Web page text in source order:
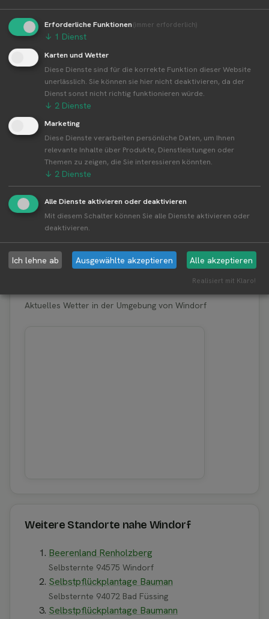
👤︎ Profilseite
Weitere Standorte von Beerenland
Renholzberg
Beerenland Renholzberg betreibt 2 Standorte
Alle Standorte von Beerenland Renholzberg↗
Kompakte Übersicht aller Standorte inkl.
Firmensitz von Beerenland Renholzberg in einer
Aktuelle Infos zur Region 94575 Windorf
Aktuelles Wetter in der Umgebung von Windorf
Weitere Standorte nahe Windorf
Beerenland Renholzberg
Selbsternte 94575 Windorf
Selbstpflückplantage Bauman
Selbsternte 94072 Bad Füssing
Selbstpflückplantage Baumann
Erforderliche Funktionen(immer erforderlich)
↓ 1 Dienst
Karten und Wetter
Diese Dienste sind für die korrekte Funktion dieser Website
unerlässlich. Sie können sie hier nicht deaktivieren, da der
Dienst sonst nicht richtig funktionieren würde.
↓ 2 Dienste
Marketing
Diese Dienste verarbeiten persönliche Daten, um Ihnen
relevante Inhalte über Produkte, Dienstleistungen oder
Themen zu zeigen, die Sie interessieren könnten.
↓ 2 Dienste
Alle Dienste aktivieren oder deaktivieren
Mit diesem Schalter können Sie alle Dienste aktivieren oder
deaktivieren.
Ich lehne ab Ausgewählte akzeptieren Alle akzeptieren
Realisiert mit Klaro!